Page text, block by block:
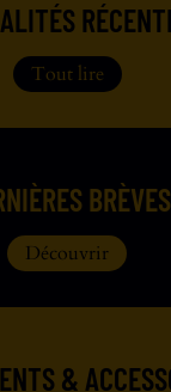
Tout lire
BRÈVES
Découvrir
&